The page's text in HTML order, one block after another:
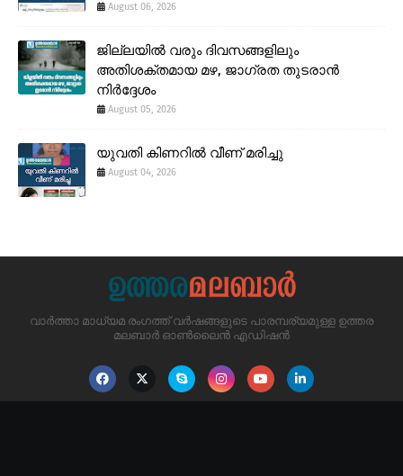
August 06, 2026
ജില്ലയിൽ വരും ദിവസങ്ങളിലും
അതിശക്തമായ മഴ, ജാഗ്രത തുടരാൻ
നിർദ്ദേശം
August 05, 2026
യുവതി കിണറിൽ വീണ് മരിച്ചു
August 04, 2026
വാർത്താ മാധ്യമ രംഗത്ത് വർഷങ്ങളുടെ പാരമ്പര്യമുള്ള ഉത്തര
മലബാർ ഓൺലൈൻ എഡിഷൻ